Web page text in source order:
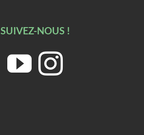
SUIVEZ-NOUS !